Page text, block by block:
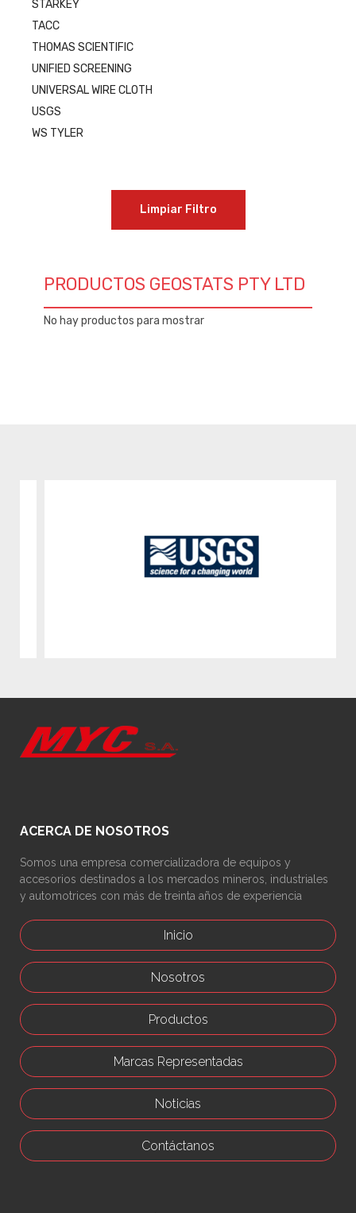
STARKEY
TACC
THOMAS SCIENTIFIC
UNIFIED SCREENING
UNIVERSAL WIRE CLOTH
USGS
WS TYLER
Limpiar Filtro
PRODUCTOS GEOSTATS PTY LTD
No hay productos para mostrar
ACERCA DE NOSOTROS
Somos una empresa comercializadora de equipos y
accesorios destinados a los mercados mineros, industriales
y automotrices con más de treinta años de experiencia
Inicio
Nosotros
Productos
Marcas Representadas
Noticias
Contáctanos